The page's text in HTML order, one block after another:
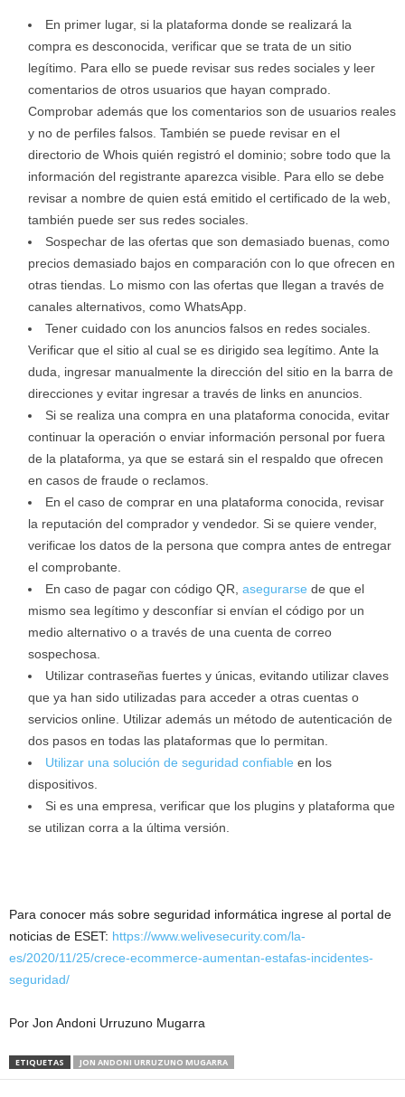
En primer lugar, si la plataforma donde se realizará la
compra es desconocida, verificar que se trata de un sitio
legítimo. Para ello se puede revisar sus redes sociales y leer
comentarios de otros usuarios que hayan comprado.
Comprobar además que los comentarios son de usuarios reales
y no de perfiles falsos. También se puede revisar en el
directorio de Whois quién registró el dominio; sobre todo que la
información del registrante aparezca visible. Para ello se debe
revisar a nombre de quien está emitido el certificado de la web,
también puede ser sus redes sociales.
Sospechar de las ofertas que son demasiado buenas, como
precios demasiado bajos en comparación con lo que ofrecen en
otras tiendas. Lo mismo con las ofertas que llegan a través de
canales alternativos, como WhatsApp.
Tener cuidado con los anuncios falsos en redes sociales.
Verificar que el sitio al cual se es dirigido sea legítimo. Ante la
duda, ingresar manualmente la dirección del sitio en la barra de
direcciones y evitar ingresar a través de links en anuncios.
Si se realiza una compra en una plataforma conocida, evitar
continuar la operación o enviar información personal por fuera
de la plataforma, ya que se estará sin el respaldo que ofrecen
en casos de fraude o reclamos.
En el caso de comprar en una plataforma conocida, revisar
la reputación del comprador y vendedor. Si se quiere vender,
verificae los datos de la persona que compra antes de entregar
el comprobante.
En caso de pagar con código QR, asegurarse de que el
mismo sea legítimo y desconfíar si envían el código por un
medio alternativo o a través de una cuenta de correo
sospechosa.
Utilizar contraseñas fuertes y únicas, evitando utilizar claves
que ya han sido utilizadas para acceder a otras cuentas o
servicios online. Utilizar además un método de autenticación de
dos pasos en todas las plataformas que lo permitan.
Utilizar una solución de seguridad confiable en los
dispositivos.
Si es una empresa, verificar que los plugins y plataforma que
se utilizan corra a la última versión.
Para conocer más sobre seguridad informática ingrese al portal de
noticias de ESET: https://www.welivesecurity.com/la-
es/2020/11/25/crece-ecommerce-aumentan-estafas-incidentes-
seguridad/
Por Jon Andoni Urruzuno Mugarra
ETIQUETAS JON ANDONI URRUZUNO MUGARRA